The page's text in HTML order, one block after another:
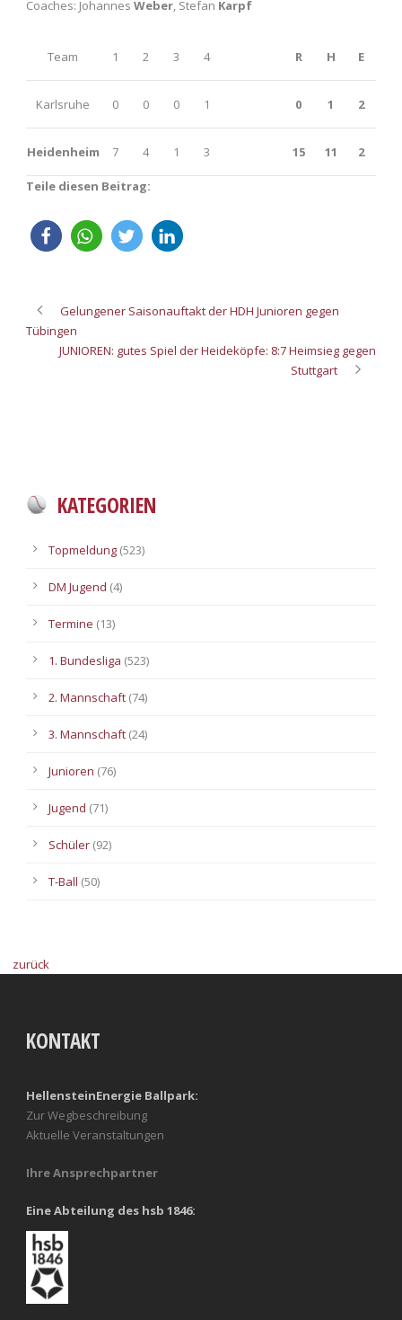
Coaches: Johannes Weber, Stefan Karpf
Team 1 2 3 4 R H E
Karlsruhe 0 0 0 1 0 1 2
Heidenheim 7 4 1 3 15 11 2
Teile diesen Beitrag:
Gelungener Saisonauftakt der HDH Junioren gegen
Tübingen
JUNIOREN: gutes Spiel der Heideköpfe: 8:7 Heimsieg gegen
Stuttgart
KATEGORIEN
Topmeldung (523)
DM Jugend (4)
Termine (13)
1. Bundesliga (523)
2. Mannschaft (74)
3. Mannschaft (24)
Junioren (76)
Jugend (71)
Schüler (92)
T-Ball (50)
zurück
KONTAKT
HellensteinEnergie Ballpark:
Zur Wegbeschreibung
Aktuelle Veranstaltungen
Ihre Ansprechpartner
Eine Abteilung des hsb 1846: